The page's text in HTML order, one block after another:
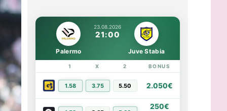
23.08.2026
21:00
Palermo Juve Stabia
1 X 2 BONUS
1.58 3.75 5.50 2.050€
250€